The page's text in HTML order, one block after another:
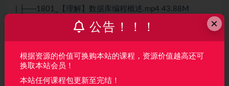
| ├──1801_【理解】数据库编程概述.mp4 43.88M
| ├──1802_【理解】MySQL数据库简介.mp4 40.35M
148.01M
| ├──1804_【掌握】MySQL操作命令.mp4 178.62M
| ├──1805_【理解】PyCharm数据库管理.mp4 65.75M
×
公告！！！
根据资源的价值可换购本站的课程，资源价值越高还可
换取本站会员！
本站任何课程包更新至完结！